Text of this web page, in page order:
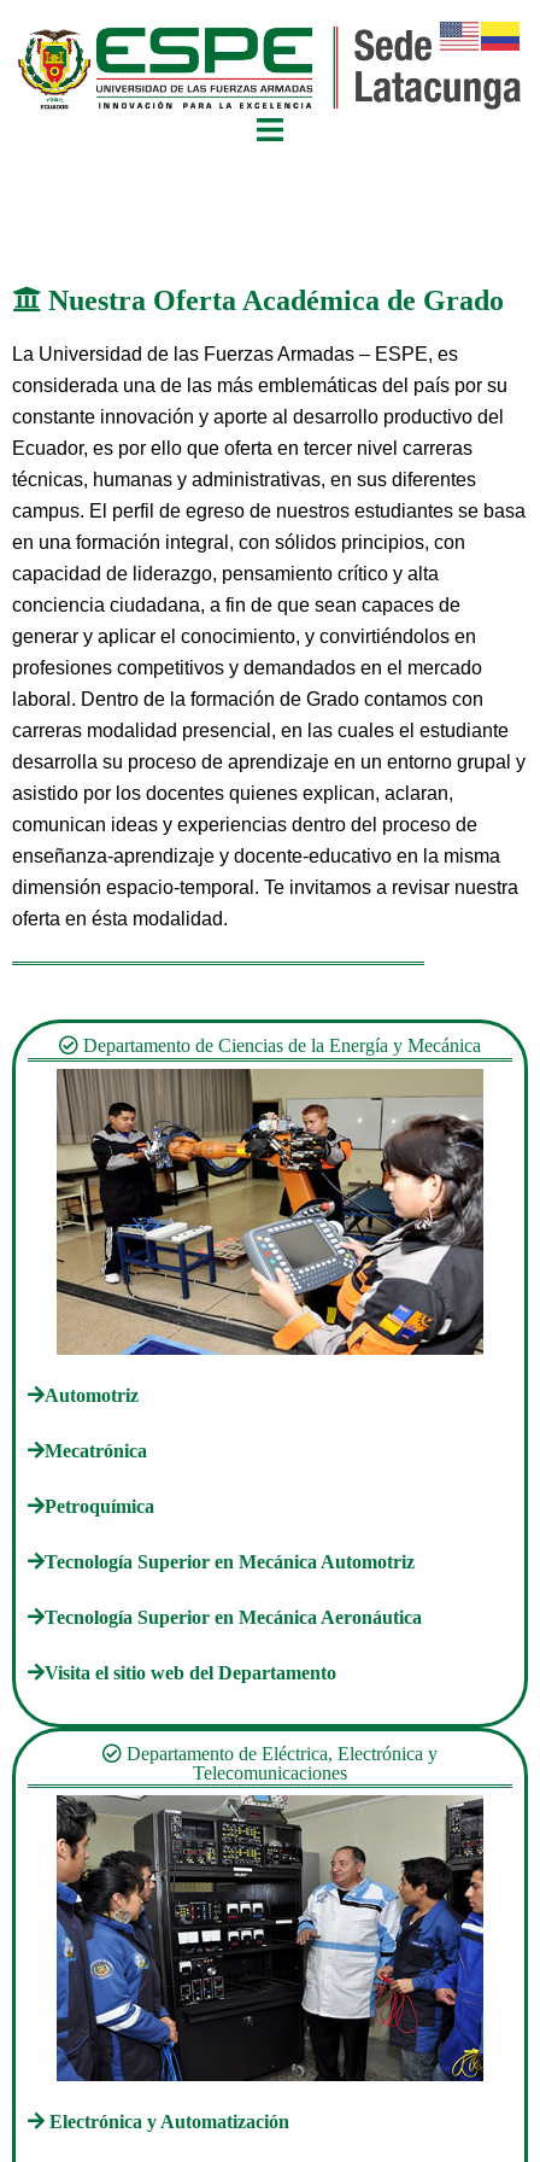
Nuestra Oferta Académica de Grado
La Universidad de las Fuerzas Armadas – ESPE, es
considerada una de las más emblemáticas del país por su
constante innovación y aporte al desarrollo productivo del
Ecuador, es por ello que oferta en tercer nivel carreras
técnicas, humanas y administrativas, en sus diferentes
campus. El perfil de egreso de nuestros estudiantes se basa
en una formación integral, con sólidos principios, con
capacidad de liderazgo, pensamiento crítico y alta
conciencia ciudadana, a fin de que sean capaces de
generar y aplicar el conocimiento, y convirtiéndolos en
profesiones competitivos y demandados en el mercado
laboral. Dentro de la formación de Grado contamos con
carreras modalidad presencial, en las cuales el estudiante
desarrolla su proceso de aprendizaje en un entorno grupal y
asistido por los docentes quienes explican, aclaran,
comunican ideas y experiencias dentro del proceso de
enseñanza-aprendizaje y docente-educativo en la misma
dimensión espacio-temporal. Te invitamos a revisar nuestra
oferta en ésta modalidad.
Departamento de Ciencias de la Energía y Mecánica
Automotriz
Mecatrónica
Petroquímica
Tecnología Superior en Mecánica Automotriz
Tecnología Superior en Mecánica Aeronáutica
Visita el sitio web del Departamento
Departamento de Eléctrica, Electrónica y
Telecomunicaciones
Electrónica y Automatización